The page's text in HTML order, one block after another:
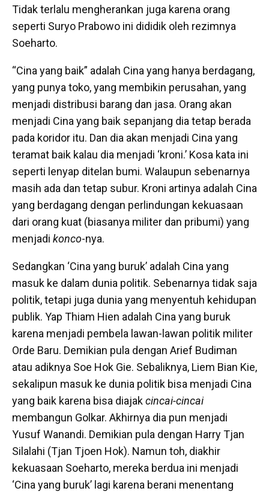
Tidak terlalu mengherankan juga karena orang
seperti Suryo Prabowo ini dididik oleh rezimnya
Soeharto.
“Cina yang baik” adalah Cina yang hanya berdagang,
yang punya toko, yang membikin perusahan, yang
menjadi distribusi barang dan jasa. Orang akan
menjadi Cina yang baik sepanjang dia tetap berada
pada koridor itu. Dan dia akan menjadi Cina yang
teramat baik kalau dia menjadi ‘kroni.’ Kosa kata ini
seperti lenyap ditelan bumi. Walaupun sebenarnya
masih ada dan tetap subur. Kroni artinya adalah Cina
yang berdagang dengan perlindungan kekuasaan
dari orang kuat (biasanya militer dan pribumi) yang
menjadi konco-nya.
Sedangkan ‘Cina yang buruk’ adalah Cina yang
masuk ke dalam dunia politik. Sebenarnya tidak saja
politik, tetapi juga dunia yang menyentuh kehidupan
publik. Yap Thiam Hien adalah Cina yang buruk
karena menjadi pembela lawan-lawan politik militer
Orde Baru. Demikian pula dengan Arief Budiman
atau adiknya Soe Hok Gie. Sebaliknya, Liem Bian Kie,
sekalipun masuk ke dunia politik bisa menjadi Cina
yang baik karena bisa diajakcincai-cincai
membangun Golkar. Akhirnya dia pun menjadi
Yusuf Wanandi. Demikian pula dengan Harry Tjan
Silalahi (Tjan Tjoen Hok). Namun toh, diakhir
kekuasaan Soeharto, mereka berdua ini menjadi
‘Cina yang buruk’ lagi karena berani menentang